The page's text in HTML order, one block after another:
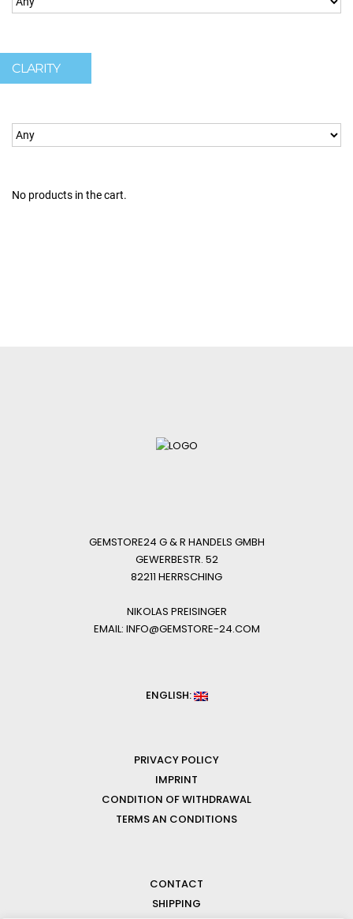
CLARITY
No products in the cart.
GEMSTORE24 G & R HANDELS GMBH
GEWERBESTR. 52
82211 HERRSCHING
NIKOLAS PREISINGER
EMAIL: INFO@GEMSTORE-24.COM
ENGLISH:
PRIVACY POLICY
IMPRINT
CONDITION OF WITHDRAWAL
TERMS AN CONDITIONS
CONTACT
SHIPPING